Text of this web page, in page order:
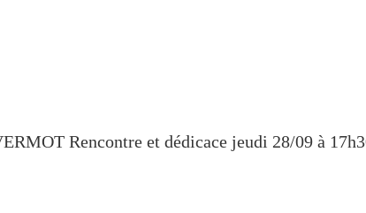
Rencontre et dédicace jeudi 28/09 à